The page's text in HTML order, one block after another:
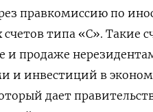
правкомиссию по
типа «С». Такие
и продаже
и инвестиций в
дает